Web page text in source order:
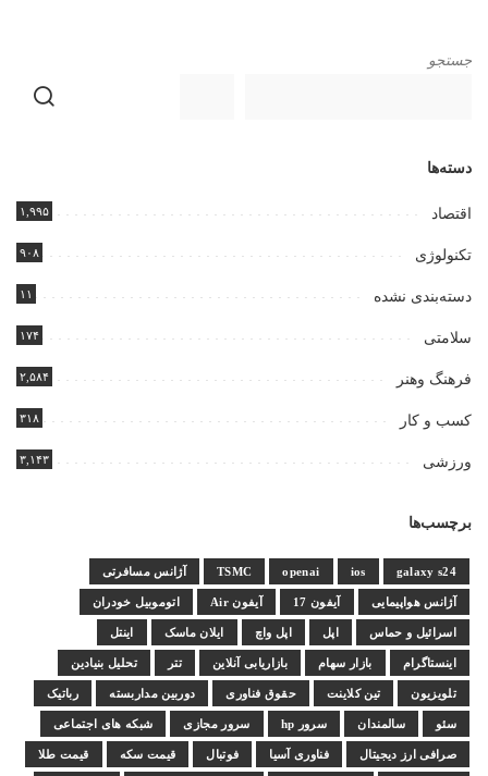
جستجو
دسته‌ها
اقتصاد ۱,۹۹۵
تکنولوژی ۹۰۸
دسته‌بندی نشده ۱۱
سلامتی ۱۷۴
فرهنگ وهنر ۲,۵۸۴
کسب و کار ۳۱۸
ورزشی ۳,۱۴۳
برچسب‌ها
galaxy s24
ios
openai
TSMC آژانس مسافرتی
آژانس هواپیمایی آیفون 17 آیفون Air اتوموبیل خودران
اسرائیل و حماس اپل اپل واچ ایلان ماسک اینتل
اینستاگرام بازار سهام بازاریابی آنلاین تتر تحلیل بنیادین
تلویزیون تین کلاینت حقوق فناوری دوربین مداربسته رباتیک
سئو سالمندان سرور hp سرور مجازی شبکه های اجتماعی
صرافی ارز دیجیتال فناوری آسیا فوتبال قیمت سکه قیمت طلا